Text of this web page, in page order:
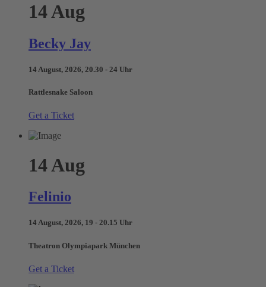
14Aug
Becky Jay
14 August, 2026, 20.30 - 24 Uhr
Rattlesnake Saloon
Get a Ticket
14Aug
Felinio
14 August, 2026, 19 - 20.15 Uhr
Theatron Olympiapark München
Get a Ticket